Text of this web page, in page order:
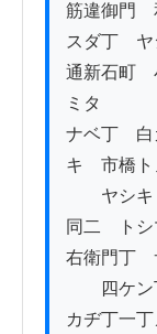
筋違御門
スダ丁　
通新石町
ミタ
ナベ丁　
キ　市橋
ヤシキ　
同二　ト
右衛門丁
四ケン
カヂ丁一